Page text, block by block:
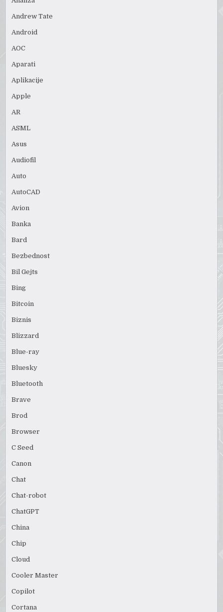
Andrew Tate
Android
AOC
Aparati
Aplikacije
Apple
AR
ASML
Asus
Audiofil
Auto
AutoCAD
Avion
Banka
Bard
Bezbednost
Bil Gejts
Bing
Bitcoin
Biznis
Blizzard
Blue-ray
Bluesky
Bluetooth
Brave
Brod
Browser
C Seed
Canon
Chat
Chat-robot
ChatGPT
China
Chip
Cloud
Cooler Master
Copilot
Cortana